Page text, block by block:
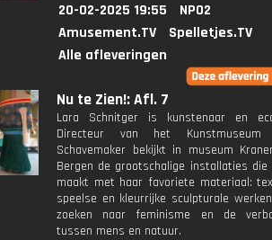
20-02-2025 19:55
NPO2
Amusement.TV
Spelletjes.TV
Alle afleveringen
Nu te Zien!: Afl. 7
Lara Schnitger is kunstenaar en
Directeur van het Kunstmuseum
Schavemaker bekijkt in museum
Bergen de grootschalige installaties die
maakt met haar favoriete materiaal:
speelse en kleurrijke sculpturale
zoeken naar feminisme en de
tussen mens en natuur.